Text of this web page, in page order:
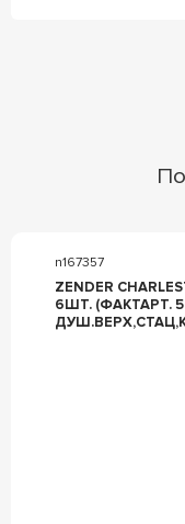
n167357
ZENDER
6ШТ. (ФАКТАРТ. 54148 299